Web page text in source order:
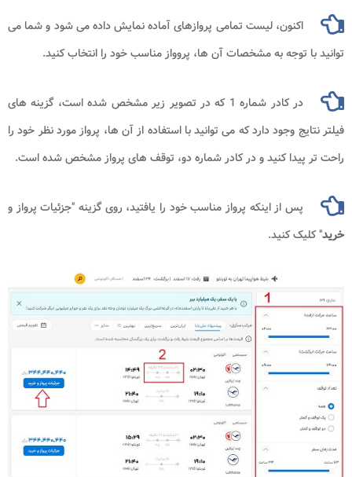
اکنون، لیست تمامی پروازهای آماده نمایش داده می شود و شما می
توجه به مشخصات آن ها، پروواز مناسب خود را انتخاب کنید.
در کادر شماره 1 که در تصویر زیر مشخص شده است، گزینه های
وجود دارد که می توانید با استفاده از آن ها، پرواز مورد نظر خود را
کنید و در کادر شماره دو، توقف های پرواز مشخص شده است.
پس از اینکه پرواز مناسب خود را یافتید، روی گزینه "جزئیات پرواز و
کنید.